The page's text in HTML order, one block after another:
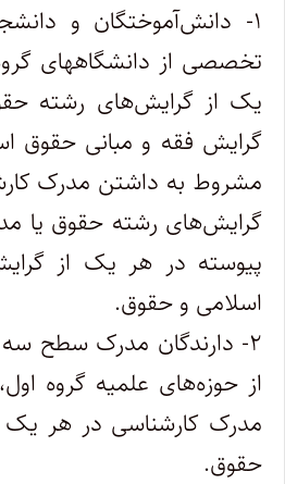
۱- دانش‌آموختگان و
تخصصی از دانشگاه­های
یک از گرایش‌های رشته
گرایش فقه و مبانی حقوق
مشروط به داشتن مدرک
گرایش‌های رشته حقوق یا
پیوسته در هر یک از
اسلامی و حقوق.
۲- دارندگان مدرک سطح سه
از حوزه‌های علمیه گروه
مدرک کارشناسی در هر یک
حقوق.